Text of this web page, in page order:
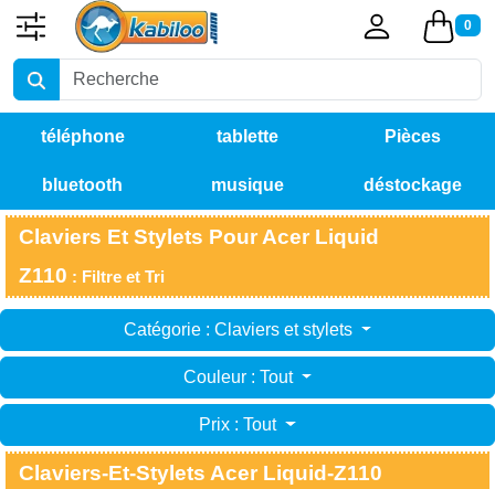
0
téléphone tablette Pièces
détachées
bluetooth musique déstockage
Claviers Et Stylets Pour Acer Liquid
Z110 : Filtre et Tri
Catégorie : Claviers et stylets
Couleur : Tout
Prix : Tout
Claviers-Et-Stylets Acer Liquid-Z110